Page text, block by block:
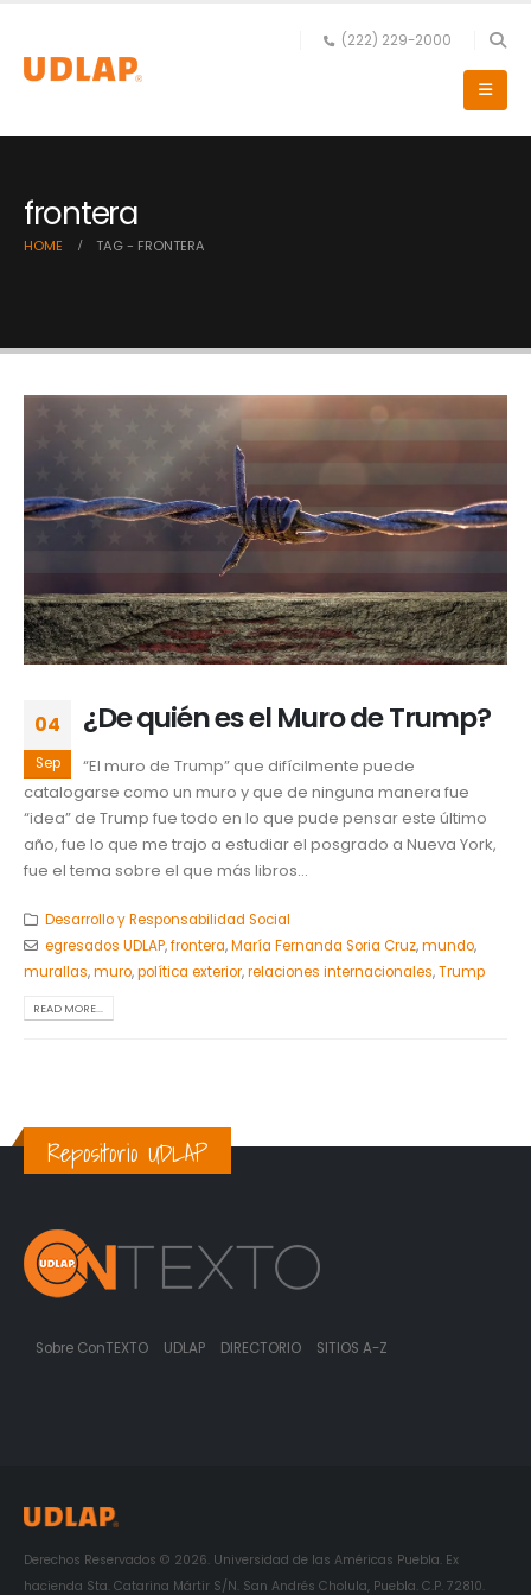
(222) 229-2000
frontera
HOME TAG - FRONTERA
04
Sep
¿De quién es el Muro de Trump?
“El muro de Trump” que difícilmente puede
catalogarse como un muro y que de ninguna manera fue
“idea” de Trump fue todo en lo que pude pensar este último
año, fue lo que me trajo a estudiar el posgrado a Nueva York,
fue el tema sobre el que más libros...
Desarrollo y Responsabilidad Social
egresados UDLAP,frontera,María Fernanda Soria Cruz,mundo,
murallas,muro,política exterior,relaciones internacionales,Trump
READ MORE...
Repositorio UDLAP
Sobre ConTEXTO UDLAP DIRECTORIO SITIOS A-Z
Derechos Reservados © 2026. Universidad de las Américas Puebla. Ex
hacienda Sta. Catarina Mártir S/N. San Andrés Cholula, Puebla. C.P. 72810.